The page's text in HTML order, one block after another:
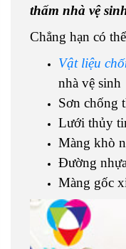
thấm nhà vệ
Chẳng hạn có
Vật liệu
nhà vệ sinh
Sơn chống
Lưới thủy
Màng khò
Đường
Màng gốc